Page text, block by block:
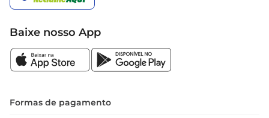
Baixe nosso App
Formas de pagamento